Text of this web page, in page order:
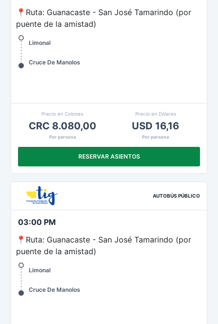
📍Ruta: Guanacaste - San José Tamarindo (por
puente de la amistad)
Limonal
Cruce De Manolos
Precio en Colones
CRC 8.080,00
Por persona
Precio en Dólares
USD 16,16
Por persona
RESERVAR ASIENTOS
AUTOBÚS PÚBLICO
03:00 PM
📍Ruta: Guanacaste - San José Tamarindo (por
puente de la amistad)
Limonal
Cruce De Manolos